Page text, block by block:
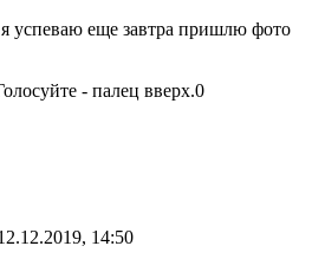
еще завтра пришлю фото
- палец вверх.0
14:50